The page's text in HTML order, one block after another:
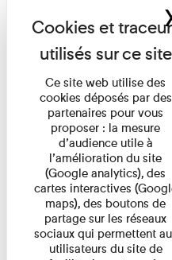
Ce site web utilise des
cookies déposés par des
partenaires pour vous
proposer : la mesure
d’audience utile à
l’amélioration du site
(Google analytics), des
cartes interactives
maps), des boutons de
partage sur les réseaux
sociaux qui permettent
utilisateurs du site de